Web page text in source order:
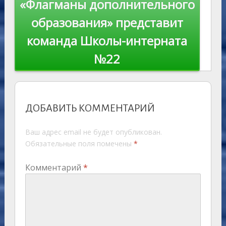
«Флагманы дополнительного
образования» представит
команда Школы-интерната
№22
ДОБАВИТЬ КОММЕНТАРИЙ
Ваш адрес email не будет опубликован.
Обязательные поля помечены *
Комментарий *